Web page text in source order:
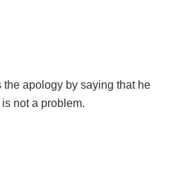
the apology by saying that he
not a problem.